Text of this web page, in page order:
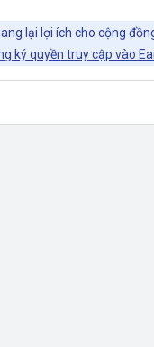
lại lợi ích cho cộng
ký quyền truy cập vào